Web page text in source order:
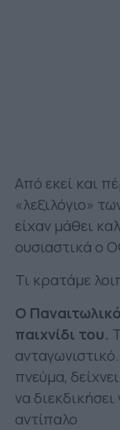
Από εκεί και
«λεξιλόγιο»
είχαν μάθει
ουσιαστικά ο
Τι κρατάμε
Ο
παιχνίδι του.
πνεύμα,
να
αντίπαλο